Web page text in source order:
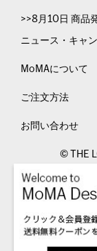
>>8月10日 商品
ニュース・キャ
MoMAについて
ご注文方法
お問い合わせ
© THE
特定商取引法表
カスタ